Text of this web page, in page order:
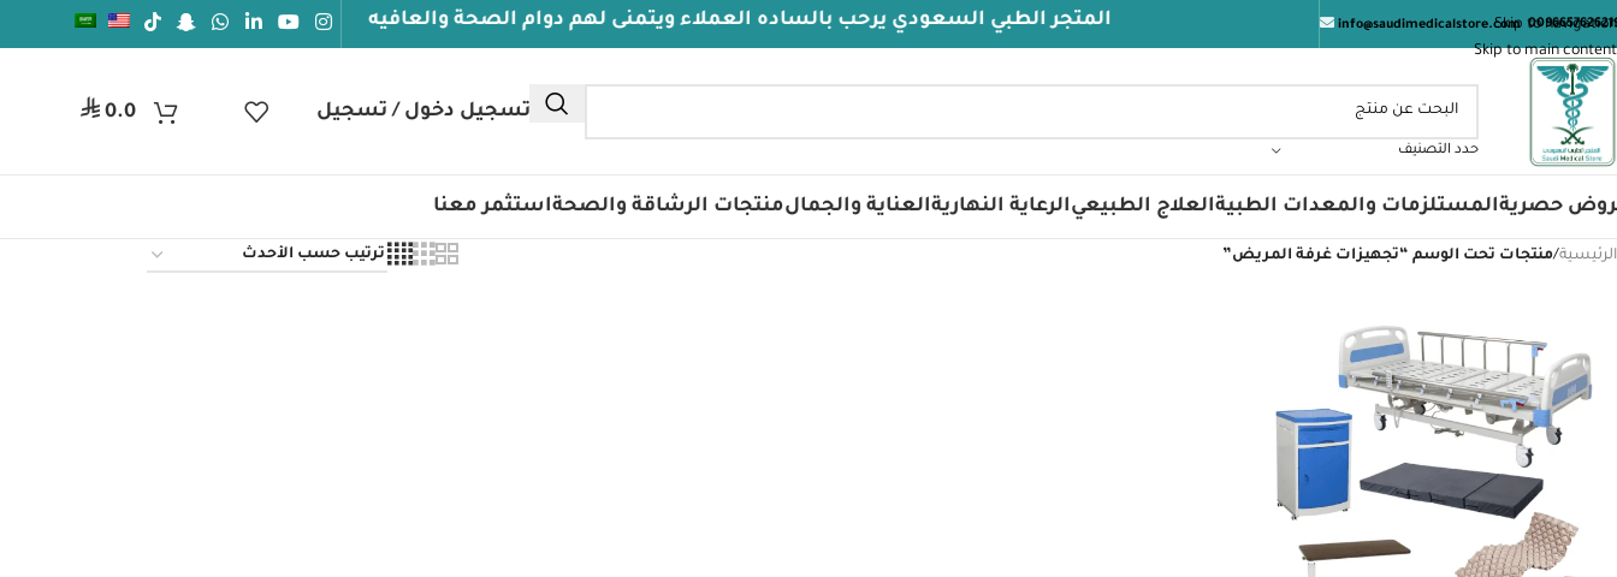
Skip to navigation
Skip to main content
info@saudimedicalstore.com المتجر الطبي السعودي يرحب بالساده العملاء ويتمنى لهم دوام الصحة والعافيه
حدد التصنيف
تسجيل دخول / تسجيل ⃁ 0.0
حصريةالمستلزمات والمعدات الطبيةالعلاج الطبيعيالرعاية النهاريةالعناية والجمالمنتجات الرشاقة والصحةاستثمر معنا
الرئيسية/منتجات تحت الوسم “تجهيزات غرفة المريض”